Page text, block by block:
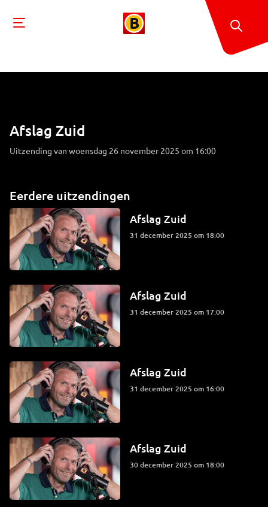
Afslag Zuid
Uitzending van woensdag 26 november 2025 om 16:00
Eerdere uitzendingen
Afslag Zuid
31 december 2025 om 18:00
Afslag Zuid
31 december 2025 om 17:00
Afslag Zuid
31 december 2025 om 16:00
Afslag Zuid
30 december 2025 om 18:00